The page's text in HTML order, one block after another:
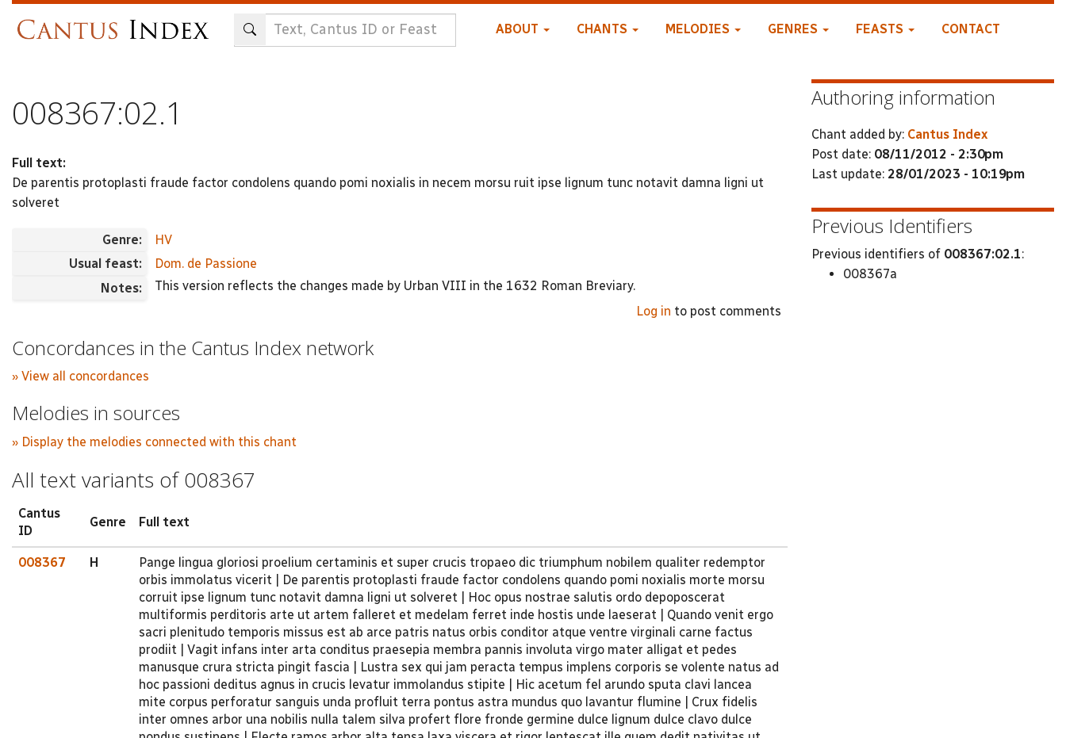
ABOUT CHANTS MELODIES GENRES FEASTS CONTACT
008367:02.1
Full text:
De parentis protoplasti fraude factor condolens quando pomi noxialis in necem morsu ruit ipse lignum tunc notavit damna ligni ut
solveret
Genre:
HV
Usual feast:
Dom. de Passione
Notes:
This version reflects the changes made by Urban VIII in the 1632 Roman Breviary.
Log in to post comments
Concordances in the Cantus Index network
» View all concordances
Melodies in sources
» Display the melodies connected with this chant
All text variants of 008367
Cantus
ID
Genre Full text
008367 H
Pange lingua gloriosi proelium certaminis et super crucis tropaeo dic triumphum nobilem qualiter redemptor
orbis immolatus vicerit | De parentis protoplasti fraude factor condolens quando pomi noxialis morte morsu
corruit ipse lignum tunc notavit damna ligni ut solveret | Hoc opus nostrae salutis ordo depoposcerat
multiformis perditoris arte ut artem falleret et medelam ferret inde hostis unde laeserat | Quando venit ergo
sacri plenitudo temporis missus est ab arce patris natus orbis conditor atque ventre virginali carne factus
prodiit | Vagit infans inter arta conditus praesepia membra pannis involuta virgo mater alligat et pedes
manusque crura stricta pingit fascia | Lustra sex qui jam peracta tempus implens corporis se volente natus ad
hoc passioni deditus agnus in crucis levatur immolandus stipite | Hic acetum fel arundo sputa clavi lancea
mite corpus perforatur sanguis unda profluit terra pontus astra mundus quo lavantur flumine | Crux fidelis
inter omnes arbor una nobilis nulla talem silva profert flore fronde germine dulce lignum dulce clavo dulce
Authoring information
Chant added by: Cantus Index
Post date: 08/11/2012 - 2:30pm
Last update: 28/01/2023 - 10:19pm
Previous Identifiers
Previous identifiers of 008367:02.1:
008367a